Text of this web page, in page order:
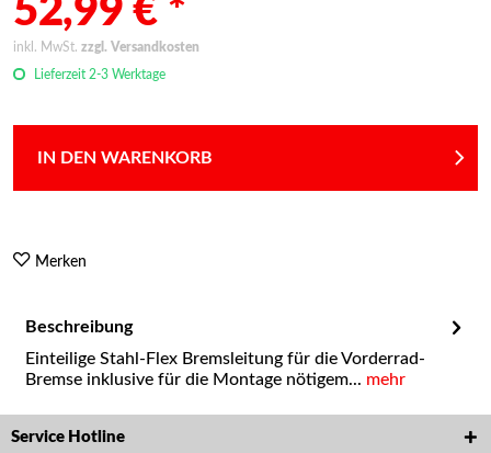
52,99 € *
inkl. MwSt. zzgl. Versandkosten
Lieferzeit 2-3 Werktage
IN DEN WARENKORB
Merken
Beschreibung
Einteilige Stahl-Flex Bremsleitung für die Vorderrad-
Bremse inklusive für die Montage nötigem... mehr
Service Hotline